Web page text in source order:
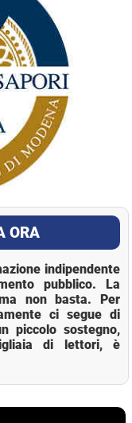
ORA
indipendente
pubblico. La
non basta. Per
ci segue di
piccolo sostegno,
di lettori, è